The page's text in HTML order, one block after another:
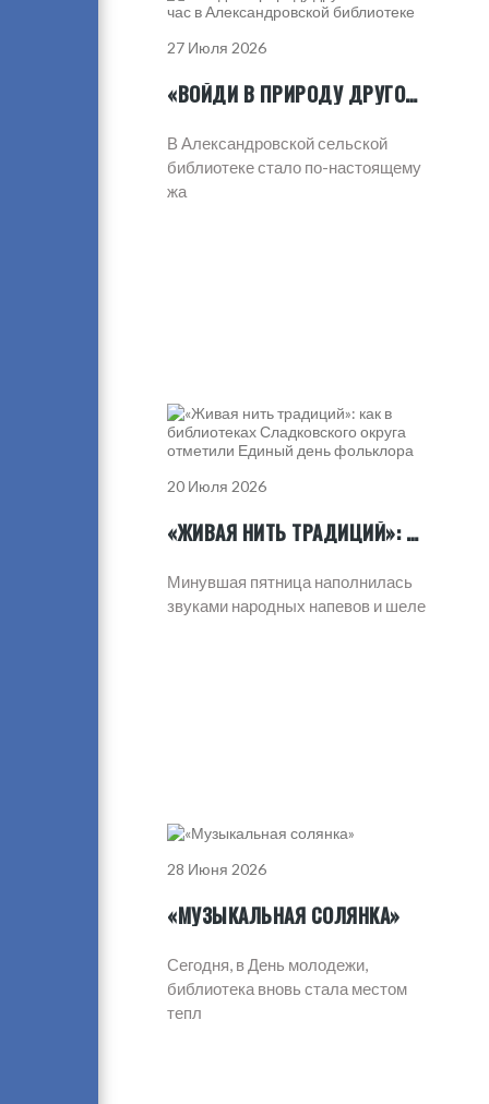
27 Июля 2026
«ВОЙДИ В ПРИРОДУ ДРУГОМ»: ЭКО-ЧАС В АЛЕКСАНДРОВСКОЙ БИБЛИОТЕКЕ
В Александровской сельской
библиотеке стало по-настоящему
жа
20 Июля 2026
«ЖИВАЯ НИТЬ ТРАДИЦИЙ»: КАК В БИБЛИОТЕКАХ СЛАДКОВСКОГО ОКРУГА ОТМЕТИЛИ ЕДИНЫЙ ДЕНЬ ФОЛЬКЛОРА
Минувшая пятница наполнилась
звуками народных напевов и шеле
28 Июня 2026
«МУЗЫКАЛЬНАЯ СОЛЯНКА»
Сегодня, в День молодежи,
библиотека вновь стала местом
тепл